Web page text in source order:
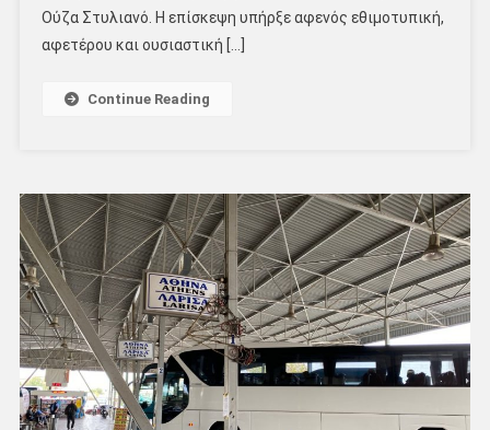
Ούζα Στυλιανό. Η επίσκεψη υπήρξε αφενός εθιμοτυπική,
αφετέρου και ουσιαστική […]
Continue Reading